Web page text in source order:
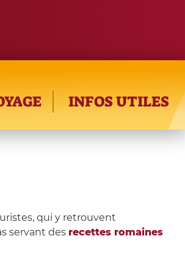
INFOS UTILES
qui y retrouvent
servant des recettes romaines